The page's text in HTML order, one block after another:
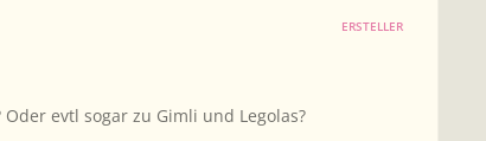
ERSTELLER
evtl sogar zu Gimli und Legolas?